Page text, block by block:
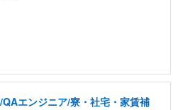
エンジニア/寮・社宅・家賃補